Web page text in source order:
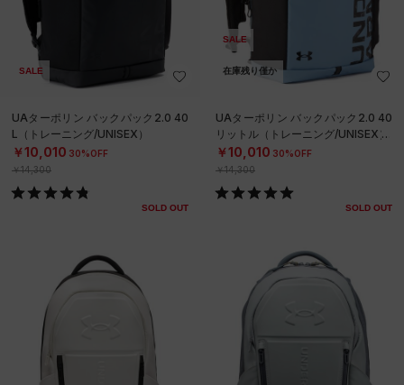
SALE
UAターポリン バックパック2.0 40
L（トレーニング/UNISEX）
￥10,010 30%OFF
￥14,300
SOLD OUT
SALE
在庫残り僅か
UAターポリン バックパック2.0 40
リットル（トレーニング/UNISEX）
￥10,010 30%OFF
￥14,300
SOLD OUT